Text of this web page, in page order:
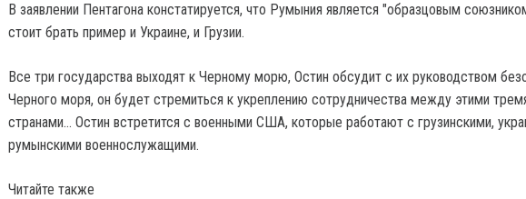
В заявлении Пентагона констатируется, что Румыния является "образцовым
стоит брать пример и Украине, и Грузии.
Все три государства выходят к Черному морю, Остин обсудит с их руководством
Черного моря, он будет стремиться к укреплению сотрудничества между этими
странами… Остин встретится с военными США, которые работают с грузинскими,
румынскими военнослужащими.
Читайте также